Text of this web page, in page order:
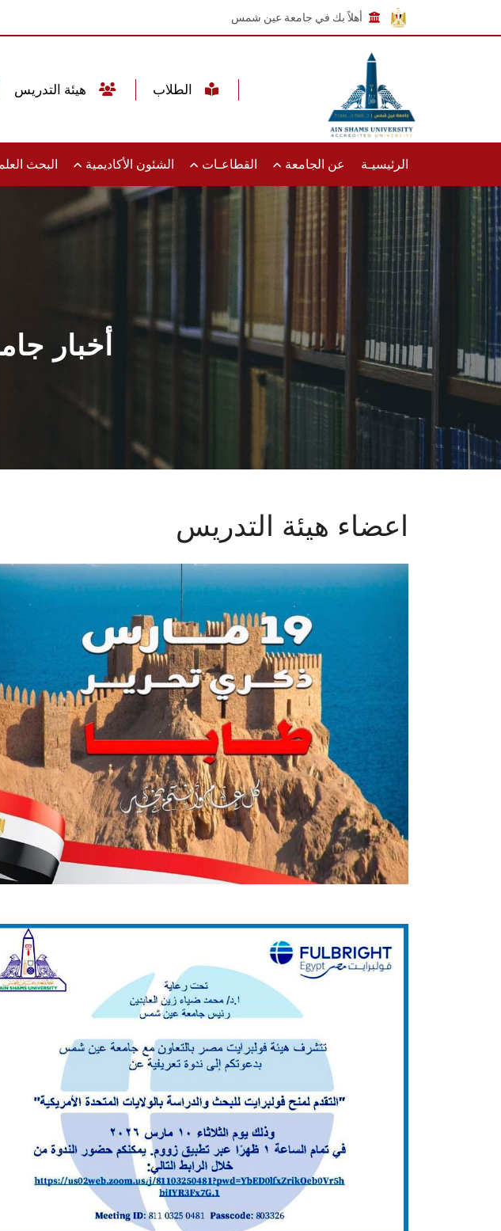
أهلاً بك في جامعة عين شمس
الرئيسيـة عن الجامعة القطاعـات الشئون الأكاديمية البحث
أخبار
اعضاء هيئة التدريس